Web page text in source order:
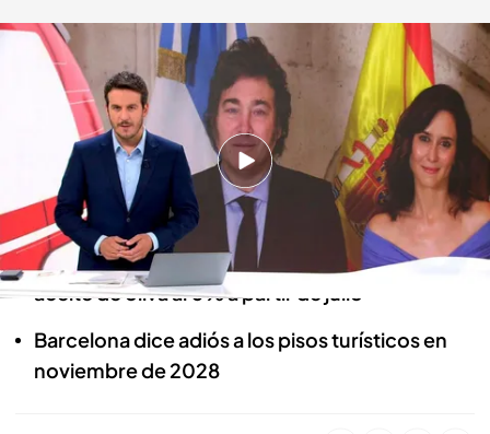
Las noticias, de la mano de Diego Losada y Mónica Sanz
Redacción digital Noticias Cuatro
21 JUN 2024 - 23:08h.
Isabel Díaz Ayuso le da la medalla al presidente
de argentina Javier Milei en Madrid
El Gobierno anuncia que reducirá el IVA del
aceite de oliva al 0% a partir de julio
Barcelona dice adiós a los pisos turísticos en
noviembre de 2028